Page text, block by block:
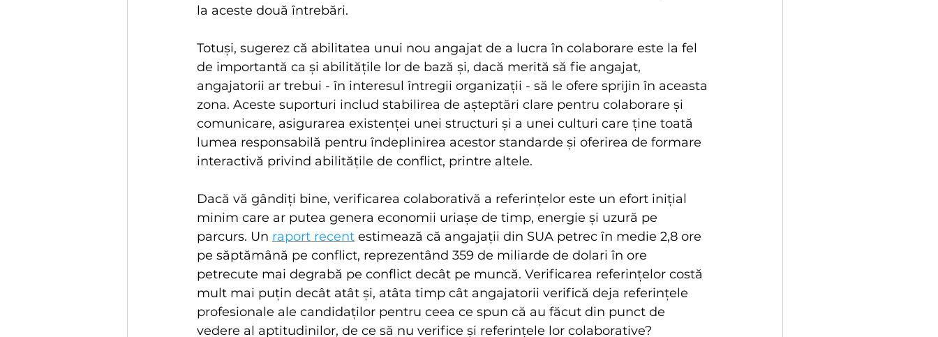
la aceste două întrebări.
Totuși, sugerez că abilitatea unui nou angajat de a lucra în colaborare este la fel
de importantă ca și abilitățile lor de bază și, dacă merită să fie angajat,
angajatorii ar trebui - în interesul întregii organizații - să le ofere sprijin în aceasta
zona. Aceste suporturi includ stabilirea de așteptări clare pentru colaborare și
comunicare, asigurarea existenței unei structuri și a unei culturi care ține toată
lumea responsabilă pentru îndeplinirea acestor standarde și oferirea de formare
interactivă privind abilitățile de conflict, printre altele.
Dacă vă gândiți bine, verificarea colaborativă a referințelor este un efort inițial
minim care ar putea genera economii uriașe de timp, energie și uzură pe
parcurs. Un raport recent estimează că angajații din SUA petrec în medie 2,8 ore
pe săptămână pe conflict, reprezentând 359 de miliarde de dolari în ore
petrecute mai degrabă pe conflict decât pe muncă. Verificarea referințelor costă
mult mai puțin decât atât și, atâta timp cât angajatorii verifică deja referințele
profesionale ale candidaților pentru ceea ce spun că au făcut din punct de
vedere al aptitudinilor, de ce să nu verifice și referințele lor colaborative?